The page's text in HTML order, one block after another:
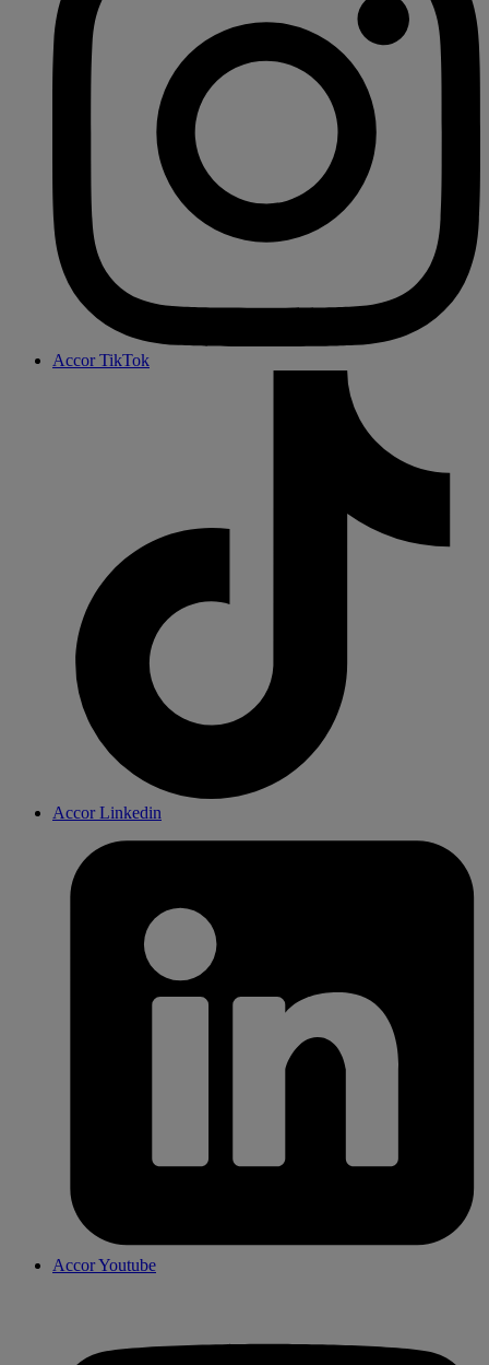
Accor TikTok
Accor Linkedin
Accor Youtube